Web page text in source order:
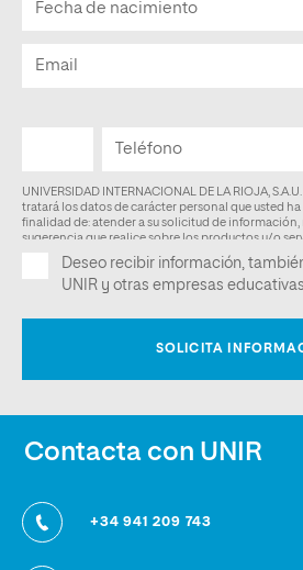
Contacta con UNIR
+34 941 209 743